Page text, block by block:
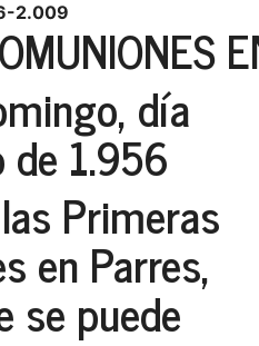
2.009
día
1.956
Primeras
en Parres,
se puede